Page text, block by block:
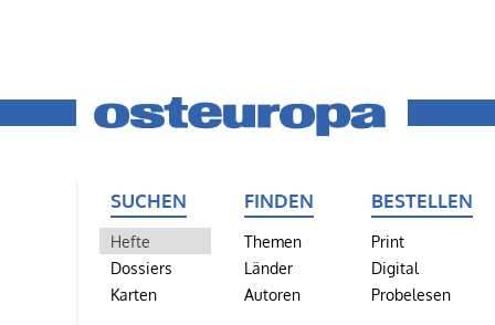
SUCHEN
Hefte
Dossiers
Karten
FINDEN
Themen
Länder
Autoren
BESTELLEN
Print
Digital
Probelesen